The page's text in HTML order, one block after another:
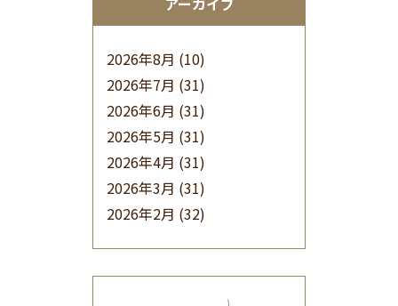
2026年8月 (10)
2026年7月 (31)
2026年6月 (31)
2026年5月 (31)
2026年4月 (31)
2026年3月 (31)
2026年2月 (32)